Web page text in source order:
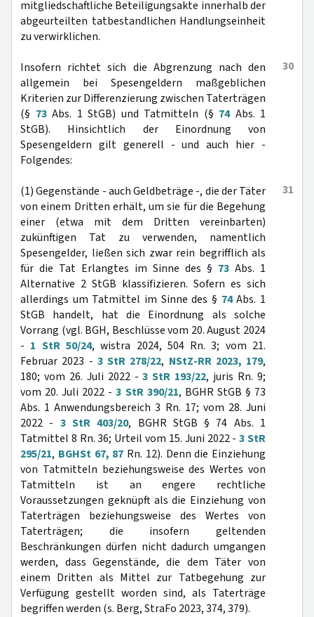
mitgliedschaftliche Beteiligungsakte innerhalb der
abgeurteilten tatbestandlichen Handlungseinheit
zu verwirklichen.
30
Insofern richtet sich die Abgrenzung nach den
allgemein bei Spesengeldern maßgeblichen
Kriterien zur Differenzierung zwischen Taterträgen
(§ 73Abs. 1 StGB) und Tatmitteln (§ 74Abs. 1
StGB). Hinsichtlich der Einordnung von
Spesengeldern gilt generell - und auch hier -
Folgendes:
31
(1) Gegenstände - auch Geldbeträge -, die der Täter
von einem Dritten erhält, um sie für die Begehung
einer (etwa mit dem Dritten vereinbarten)
zukünftigen Tat zu verwenden, namentlich
Spesengelder, ließen sich zwar rein begrifflich als
für die Tat Erlangtes im Sinne des § 73 Abs. 1
Alternative 2 StGB klassifizieren. Sofern es sich
allerdings um Tatmittel im Sinne des § 74Abs. 1
StGB handelt, hat die Einordnung als solche
Vorrang (vgl. BGH, Beschlüsse vom 20. August 2024
- 1 StR 50/24, wistra 2024, 504 Rn. 3; vom 21.
Februar 2023 - 3 StR 278/22, NStZ-RR 2023, 179,
180; vom 26. Juli 2022 -3 StR 193/22, juris Rn. 9;
vom 20. Juli 2022 -3 StR 390/21, BGHR StGB § 73
Abs. 1 Anwendungsbereich 3 Rn. 17; vom 28. Juni
2022 - 3 StR 403/20, BGHR StGB § 74 Abs. 1
Tatmittel 8 Rn. 36; Urteil vom 15. Juni 2022 -3 StR
295/21, BGHSt 67, 87 Rn. 12). Denn die Einziehung
von Tatmitteln beziehungsweise des Wertes von
Tatmitteln ist an engere rechtliche
Voraussetzungen geknüpft als die Einziehung von
Taterträgen beziehungsweise des Wertes von
Taterträgen; die insofern geltenden
Beschränkungen dürfen nicht dadurch umgangen
werden, dass Gegenstände, die dem Täter von
einem Dritten als Mittel zur Tatbegehung zur
Verfügung gestellt worden sind, als Taterträge
begriffen werden (s. Berg, StraFo 2023, 374, 379).